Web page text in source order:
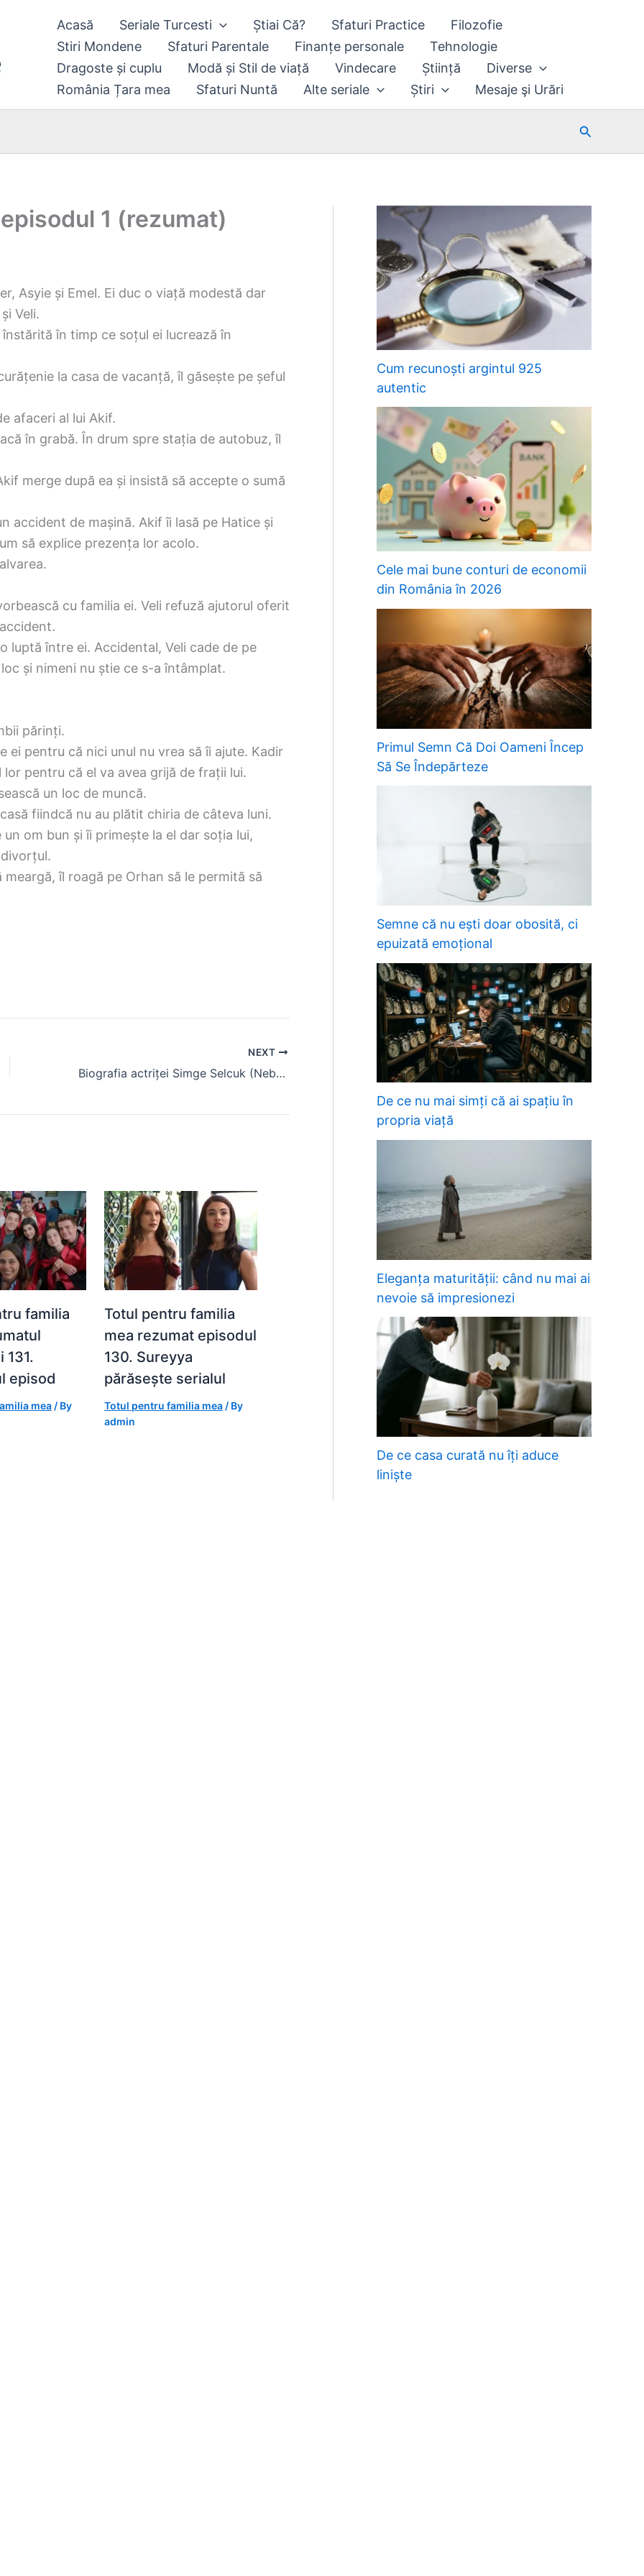
Acasă Seriale Turcesti Știai Că? Sfaturi Practice
Filozofie
Stiri Mondene
Sfaturi Parentale Finanțe personale
Tehnologie
Dragoste și cuplu
Modă și Stil de viață Vindecare Știință
Diverse
România Țara mea
Sfaturi Nuntă Alte seriale Știri Mesaje şi Urări
Search
1 (rezumat)
Asyie și Emel. Ei duc o viață modestă dar
Veli.
în timp ce soțul ei lucrează în
la casa de vacanță, îl găsește pe șeful
afaceri al lui Akif.
în grabă. În drum spre stația de autobuz, îl
merge după ea și insistă să accepte o sumă
accident de mașină. Akif îi lasă pe Hatice și
să explice prezența lor acolo.
cu familia ei. Veli refuză ajutorul oferit
luptă între ei. Accidental, Veli cade de pe
și nimeni nu știe ce s-a întâmplat.
părinți.
pentru că nici unul nu vrea să îi ajute. Kadir
pentru că el va avea grijă de frații lui.
un loc de muncă.
fiindcă nu au plătit chiria de câteva luni.
om bun și îi primește la el dar soția lui,
îl roagă pe Orhan să le permită să
NEXT
Biografia actriței Simge Selcuk (Nebahat din serialul “Totul pentru familia mea”)
familia
131.
episod
mea / By
Totul pentru familia
mea rezumat episodul
130. Sureyya
părăsește serialul
Totul pentru familia mea / By
admin
Cum recunoști argintul 925
autentic
Cele mai bune conturi de economii
din România în 2026
Primul Semn Că Doi Oameni Încep
Să Se Îndepărteze
Semne că nu ești doar obosită, ci
epuizată emoțional
De ce nu mai simți că ai spațiu în
propria viață
Eleganța maturității: când nu mai ai
nevoie să impresionezi
De ce casa curată nu îți aduce
liniște